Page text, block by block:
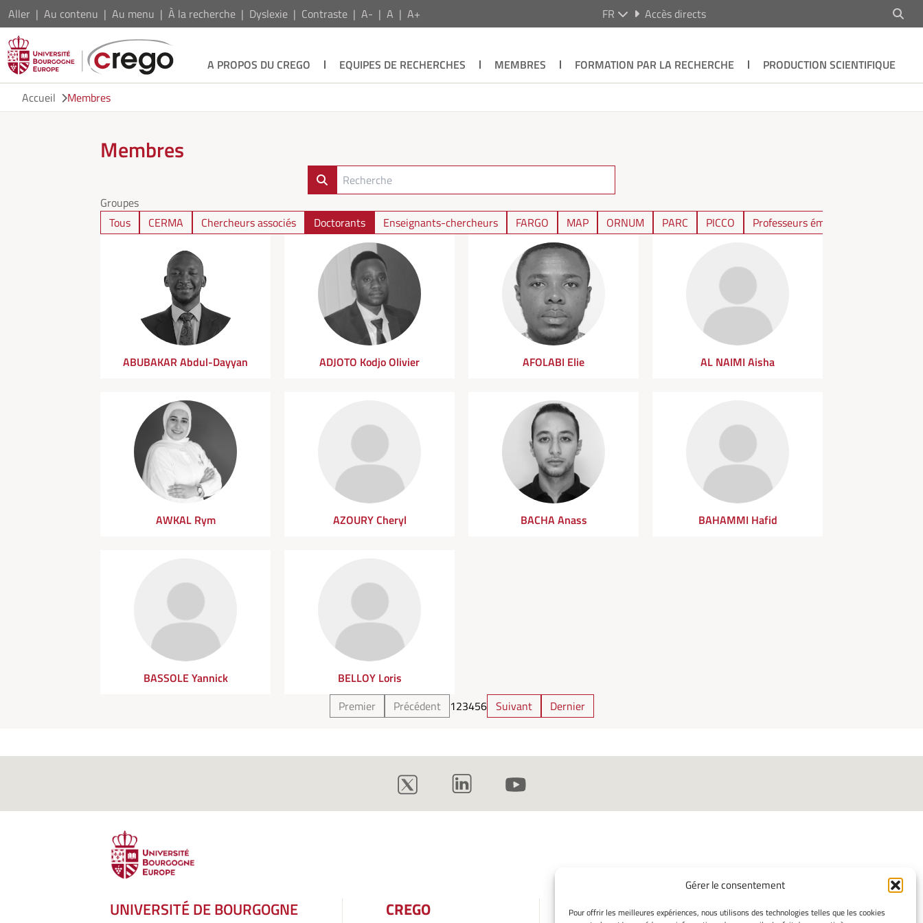
Gérer le consentement
Pour offrir les meilleures expériences, nous utilisons des technologies telles que les cookies
Aller Au contenu Au menu À la recherche Dyslexie Contraste A- A A+ FR Accès directs
A PROPOS DU CREGO EQUIPES DE RECHERCHES MEMBRES FORMATION PAR LA RECHERCHE
PRODUCTION SCIENTIFIQUE
Accueil
Membres
Membres
Groupes
Tous
CERMA Chercheurs associés Doctorants Enseignants-chercheurs FARGO MAP ORNUM PARC PICCO Professeurs émérites
ABUBAKAR Abdul-Dayyan ADJOTO Kodjo Olivier AFOLABI Elie AL NAIMI Aisha
AWKAL Rym AZOURY Cheryl BACHA Anass BAHAMMI Hafid
BASSOLE Yannick
BELLOY Loris
Premier
Précédent 123456 Suivant Dernier
UNIVERSITÉ DE BOURGOGNE CREGO INFORMATIONS LÉGALES